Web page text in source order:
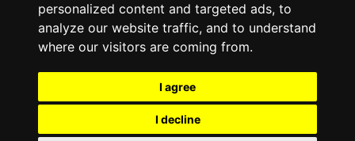
personalized content and targeted ads, to
analyze our website traffic, and to understand
where our visitors are coming from.
I agree
I decline